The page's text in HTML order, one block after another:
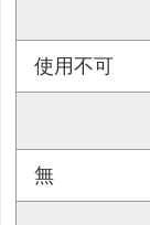
使用不可
無